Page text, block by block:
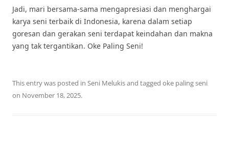
Jadi, mari bersama-sama mengapresiasi dan menghargai
karya seni terbaik di Indonesia, karena dalam setiap
goresan dan gerakan seni terdapat keindahan dan makna
yang tak tergantikan. Oke Paling Seni!
This entry was posted in Seni Melukisand tagged oke paling seni
on November 18, 2025.